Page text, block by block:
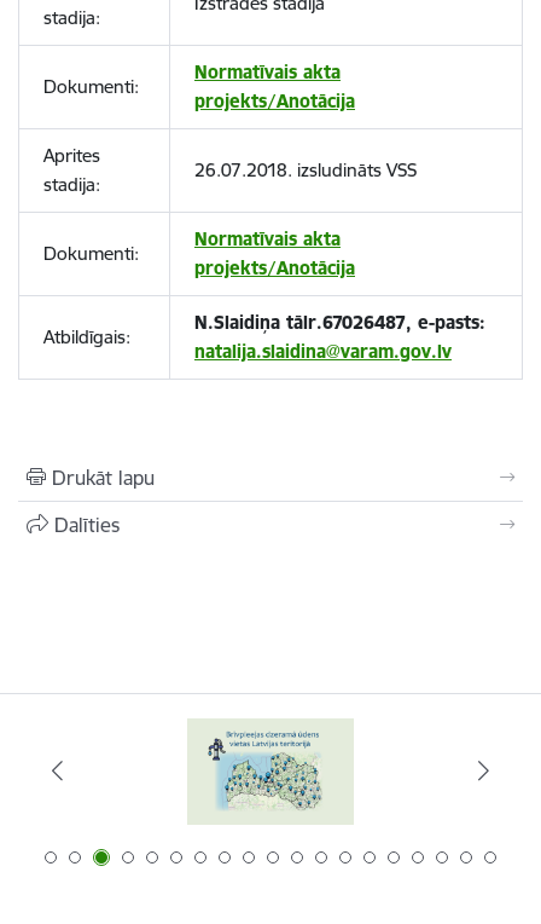
stadija:
Dokumenti:
Normatīvais akta
projekts/Anotācija
Aprites
stadija:
26.07.2018. izsludināts VSS
Dokumenti:
Normatīvais akta
projekts/Anotācija
Atbildīgais:
N.Slaidiņa tālr.67026487, e-pasts:
natalija.slaidina@varam.gov.lv
Drukāt lapu
Dalīties